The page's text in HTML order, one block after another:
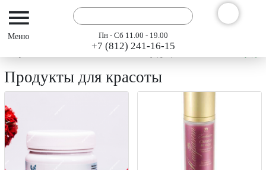
Пн - Сб 11.00 - 19.00
+7 (812) 241-16-15
Каталог продукции "АРГО" 2024
Продукты для красоты